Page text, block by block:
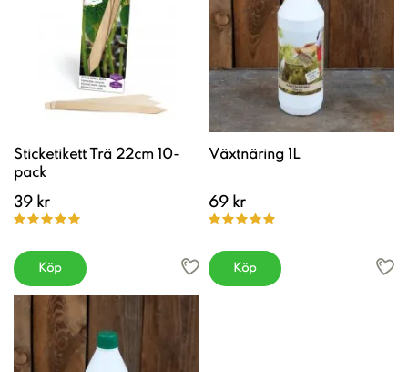
Sticketikett Trä 22cm 10-
pack
39 kr
Köp
Växtnäring 1L
69 kr
Köp